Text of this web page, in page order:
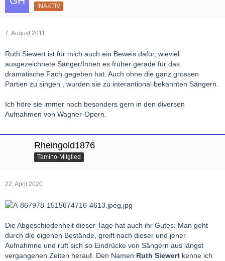
INAKTIV
7. August 2011
Ruth Siewert ist für mich auch ein Beweis dafür, wieviel
ausgezeichnete Sänger/Innen es früher gerade für das
dramatische Fach gegeben hat. Auch ohne die ganz grossen
Partien zu singen , wurden sie zu interantional bekannten Sängern.
Ich höre sie immer noch besonders gern in den diversen
Aufnahmen von Wagner-Opern.
Rheingold1876
Tamino-Mitglied
22. April 2020
Die Abgeschiedenheit dieser Tage hat auch ihr Gutes: Man geht
durch die eigenen Bestände, greift nach dieser und jener
Aufnahmne und ruft sich so Eindrücke von Sängern aus längst
vergangenen Zeiten herauf. Den Namen Ruth Siewert kenne ich